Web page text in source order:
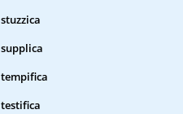
stuzzica
supplica
tempifica
testifica